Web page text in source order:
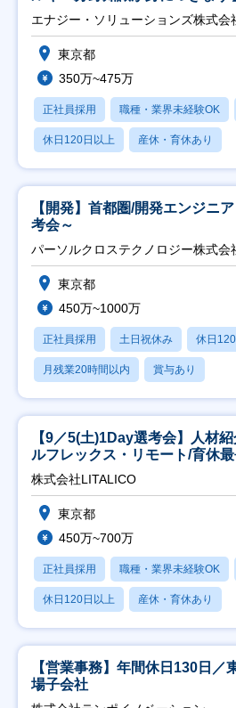
エナジー・ソリューションズ株式会
東京都
350万~475万
正社員採用 職種・業界未経験OK
休日120日以上 産休・育休あり
【開発】首都圏/開発エンジニ
考会～
パーソルクロステクノロジー株式会
東京都
450万~1000万
正社員採用 土日祝休み 休日
月残業20時間以内 賞与あり
【9／5(土)1Day選考会】人材
ルフレックス・リモート/育休
株式会社LITALICO
東京都
450万~700万
正社員採用 職種・業界未経験OK
休日120日以上 産休・育休あり
【営業事務】年間休日130日／
場子会社